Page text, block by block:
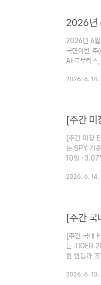
2026년 6월
국면이번 주
AI·로보틱
성전자 등
2026. 6. 14.
[주간 미장
는 SPY 기
10일 -
단기 피로감
2026. 6. 14.
[주간 국내
는 TIGER
한 반등과
에서는 단순
2026. 6. 13.